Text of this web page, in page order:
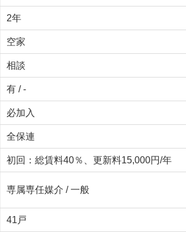
2年
空家
相談
有 / -
必加入
全保連
初回：総賃料40％、更新料15,000円/年
専属専任媒介 / 一般
41戸